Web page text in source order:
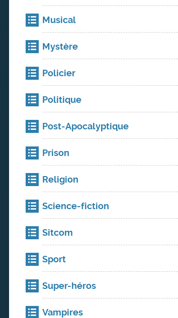
Musical
Mystère
Policier
Politique
Post-Apocalyptique
Prison
Religion
Science-fiction
Sitcom
Sport
Super-héros
Vampires